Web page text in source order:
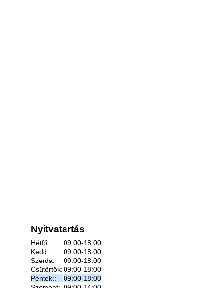
Nyitvatartás
Hétfő:
09:00-18:00
Kedd:
09:00-18:00
Szerda:
09:00-18:00
Csütörtök:09:00-18:00
Péntek::
09:00-18:00